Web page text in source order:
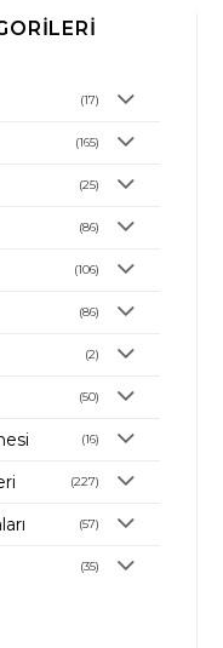
(17)
(165)
(25)
(86)
(106)
(86)
(2)
(50)
(16)
(227)
(57)
(35)